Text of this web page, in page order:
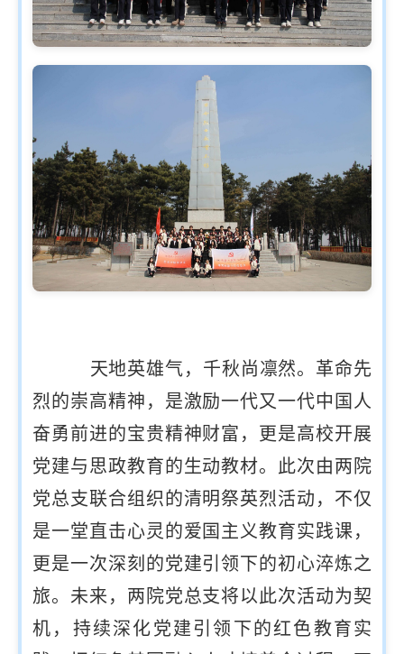
天地英雄气，千秋尚凛然。革命先
烈的崇高精神，是激励一代又一代中国人
奋勇前进的宝贵精神财富，更是高校开展
党建与思政教育的生动教材。此次由两院
党总支联合组织的清明祭英烈活动，不仅
是一堂直击心灵的爱国主义教育实践课，
更是一次深刻的党建引领下的初心淬炼之
旅。未来，两院党总支将以此次活动为契
机，持续深化党建引领下的红色教育实